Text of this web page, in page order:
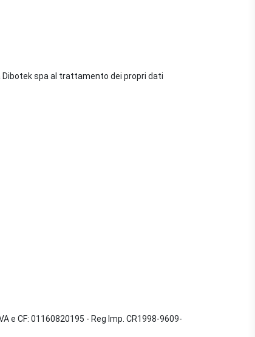
spa al trattamento dei propri dati
e CF: 01160820195 - Reg Imp. CR1998-9609-